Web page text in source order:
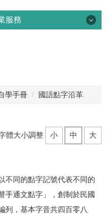
服務
學手冊 國語點字沿革
體大小調整 小 中 大
不同的點字記號代表不同的
手通文點字」，創制於民國
列，基本字音共四百零八